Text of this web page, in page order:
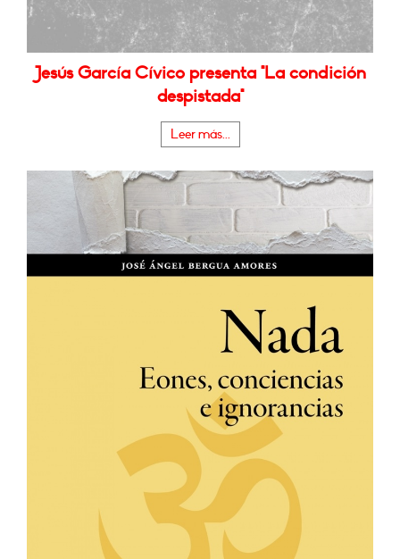
Jesús García Cívico presenta "La condición
despistada"
Leer más...